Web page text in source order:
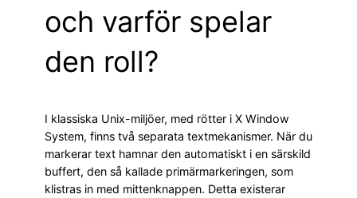
och varför spelar
den roll?
I klassiska Unix-miljöer, med rötter i X Window
System, finns två separata textmekanismer. När du
markerar text hamnar den automatiskt i en särskild
buffert, den så kallade primärmarkeringen, som
klistras in med mittenknappen. Detta existerar